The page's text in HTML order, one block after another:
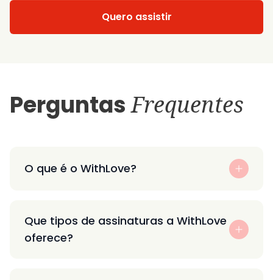
Quero assistir
PerguntasFrequentes
O que é o WithLove?
Que tipos de assinaturas a WithLove
oferece?